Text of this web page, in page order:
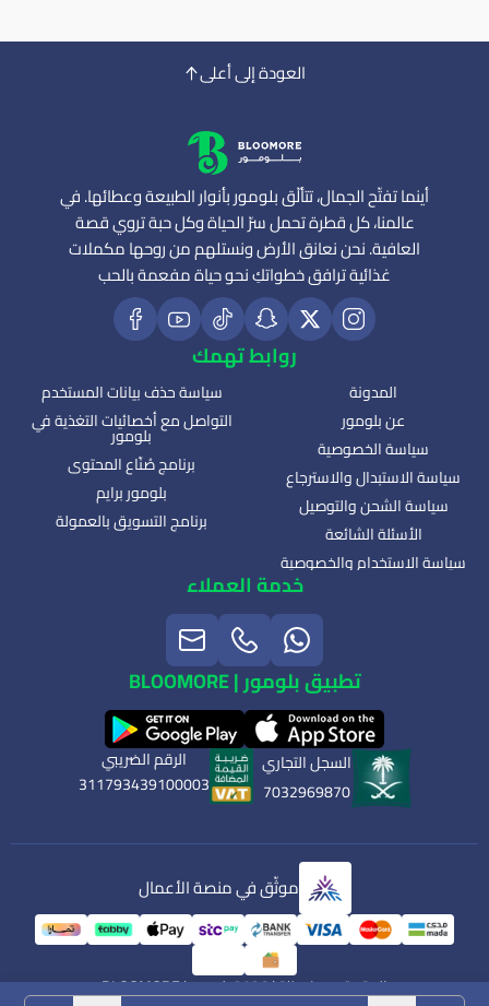
العودة إلى أعلى
أينما تفتّح الجمال، تتألّق بلومور بأنوار الطبيعة وعطائها. في
عالمنا، كل قطرة تحمل سرّ الحياة وكل حبة تروي قصة
العافية. نحن نعانق الأرض ونستلهم من روحها مكملات
غذائية ترافق خطواتكِ نحو حياة مفعمة بالحب
روابط تهمك
المدونة
عن بلومور
سياسة الخصوصية
سياسة الاستبدال والاسترجاع
سياسة الشحن والتوصيل
الأسئلة الشائعة
سياسة الاستخدام والخصوصية
سياسة حذف بيانات المستخدم
التواصل مع أخصائيات التغذية في
بلومور
برنامج صُنّاع المحتوى
بلومور برايم
برنامج التسويق بالعمولة
خدمة العملاء
تطبيق بلومور | BLOOMORE
السجل التجاري
7032969870
الرقم الضريبي
311793439100003
موثّق في منصة الأعمال
الحقوق محفوظة | 2026 بلومور | BLOOMORE